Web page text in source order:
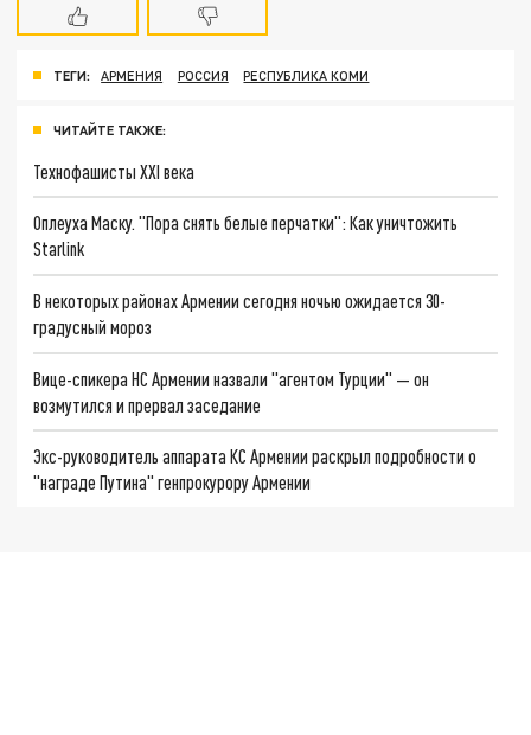
ТЕГИ: АРМЕНИЯ РОССИЯ РЕСПУБЛИКА КОМИ
ЧИТАЙТЕ ТАКЖЕ:
Технофашисты XXI века
Оплеуха Маску. "Пора снять белые перчатки": Как уничтожить
Starlink
В некоторых районах Армении сегодня ночью ожидается 30-
градусный мороз
Вице-спикера НС Армении назвали "агентом Турции" — он
возмутился и прервал заседание
Экс-руководитель аппарата КС Армении раскрыл подробности о
"награде Путина" генпрокурору Армении